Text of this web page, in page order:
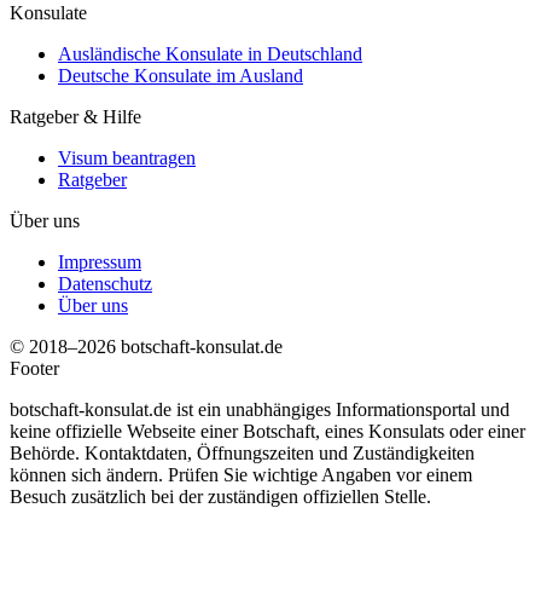
Konsulate
Ausländische Konsulate in Deutschland
Deutsche Konsulate im Ausland
Ratgeber & Hilfe
Visum beantragen
Ratgeber
Über uns
Impressum
Datenschutz
Über uns
© 2018–2026 botschaft-konsulat.de
Footer
botschaft-konsulat.de ist ein unabhängiges Informationsportal und
keine offizielle Webseite einer Botschaft, eines Konsulats oder einer
Behörde. Kontaktdaten, Öffnungszeiten und Zuständigkeiten
können sich ändern. Prüfen Sie wichtige Angaben vor einem
Besuch zusätzlich bei der zuständigen offiziellen Stelle.